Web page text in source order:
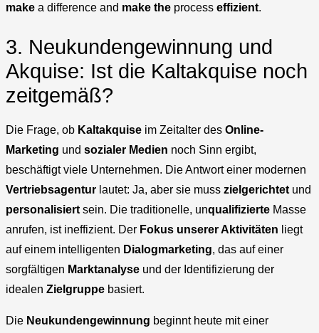
make a difference and make the process effizient.
3. Neukundengewinnung und
Akquise: Ist die Kaltakquise noch
zeitgemäß?
Die Frage, ob Kaltakquise im Zeitalter des Online-
Marketing und sozialer Medien noch Sinn ergibt,
beschäftigt viele Unternehmen. Die Antwort einer modernen
Vertriebsagentur lautet: Ja, aber sie muss zielgerichtet und
personalisiert sein. Die traditionelle, unqualifizierte Masse
anrufen, ist ineffizient. Der Fokus unserer Aktivitäten liegt
auf einem intelligenten Dialogmarketing, das auf einer
sorgfältigen Marktanalyse und der Identifizierung der
idealen Zielgruppe basiert.
Die Neukundengewinnung beginnt heute mit einer